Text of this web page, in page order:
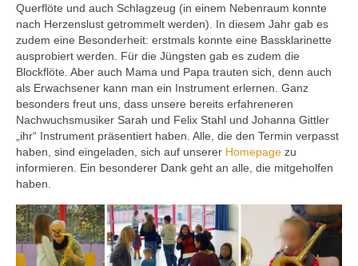
Sponsoring
Querflöte und auch Schlagzeug (in einem Nebenraum konnte
nach Herzenslust getrommelt werden). In diesem Jahr gab es
zudem eine Besonderheit: erstmals konnte eine Bassklarinette
ausprobiert werden. Für die Jüngsten gab es zudem die
Blockflöte. Aber auch Mama und Papa trauten sich, denn auch
als Erwachsener kann man ein Instrument erlernen. Ganz
besonders freut uns, dass unsere bereits erfahreneren
Nachwuchsmusiker Sarah und Felix Stahl und Johanna Gittler
„ihr“ Instrument präsentiert haben. Alle, die den Termin verpasst
haben, sind eingeladen, sich auf unserer Homepage zu
informieren. Ein besonderer Dank geht an alle, die mitgeholfen
haben.